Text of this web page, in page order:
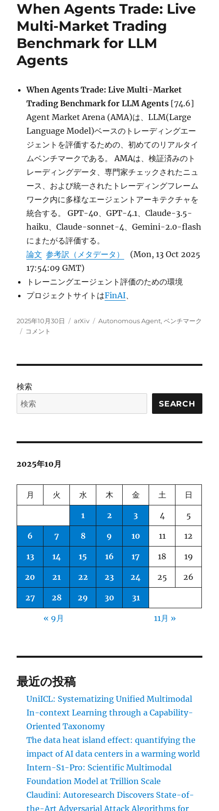
ー
Data
When Agents Trade: Live
Multi-Market Trading
Benchmark for LLM
Agents
When Agents Trade: Live Multi-Market
Trading Benchmark for LLM Agents [74.6]
Agent Market Arena (AMA)は、LLM(Large
Language Model)ベースのトレーディングエー
ジェントを評価するための、初めてのリアルタイ
ムベンチマークである。 AMAは、検証済みのト
レーディングデータ、専門家チェックされたニュ
ース、および統一されたトレーディングフレーム
ワーク内に多様なエージェントアーキテクチャを
統合する。 GPT-4o、GPT-4.1、Claude-3.5-
haiku、Claude-sonnet-4、Gemini-2.0-flash
にまたがる評価する。
論文 参考訳（メタデータ）
(Mon, 13 Oct 2025
17:54:09 GMT)
トレーニングエージェント評価のための環境
プロジェクトサイトはFinAI、
投
稿
2025年10月30日
カ
arXiv
タ
Autonomous Agent,ベンチマーク
When
Market
Trading
Benchmark
for
に
コメント
検索
SEARCH
2025年10月
月 火 水 木 金 土 日
1 2 3 4 5
6 7 8 9 10 11 12
13 14 15 16 17 18 19
20 21 22 23 24 25 26
27 28 29 30 31
« 9月 11月 »
最近の投稿
UniICL: Systematizing Unified Multimodal
In-context Learning through a Capability-
Oriented Taxonomy
The data heat island effect: quantifying the
impact of AI data centers in a warming world
Intern-S1-Pro: Scientific Multimodal
Foundation Model at Trillion Scale
Claudini: Autoresearch Discovers State-of-
the-Art Adversarial Attack Algorithms for